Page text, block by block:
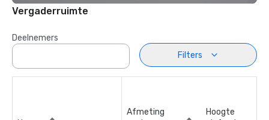
Vergaderruimte
Deelnemers
Filters
Afmeting
Hoogte